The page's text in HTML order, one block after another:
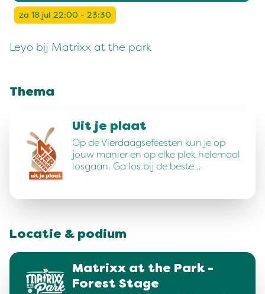
za 18 jul 22:00 - 23:30
Leyo bij Matrixx at the park
Thema
Uit je plaat
Op de Vierdaagsefeesten kun je op
jouw manier en op elke plek helemaal
losgaan. Ga los bij de beste…
Locatie & podium
Matrixx at the Park -
Forest Stage